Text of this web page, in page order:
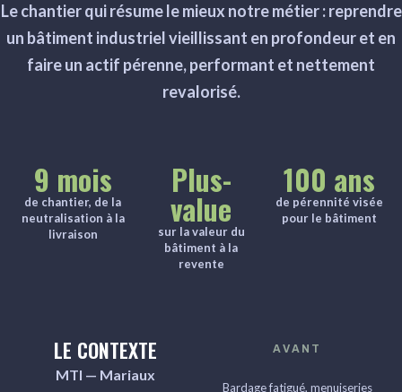
Le chantier qui résume le mieux notre métier : reprendre
un bâtiment industriel vieillissant en profondeur et en
faire un actif pérenne, performant et nettement
revalorisé.
9 mois
de chantier, de la
neutralisation à la
livraison
Plus-
value
sur la valeur du
bâtiment à la
revente
100 ans
de pérennité visée
pour le bâtiment
LE CONTEXTE
MTI — Mariaux
CONCEPTION
Le projet modélisé en amont :